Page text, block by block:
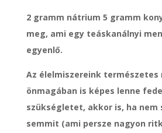
2 gramm nátrium 5 gramm
meg, ami egy teáskanálnyi
egyenlő.
Az élelmiszereink
önmagában is képes lenne
szükségletet, akkor is, ha nem
semmit (ami persze nagyon